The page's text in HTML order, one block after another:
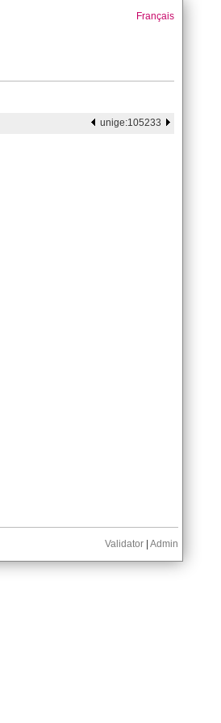
Français
unige:105233
Validator | Admin